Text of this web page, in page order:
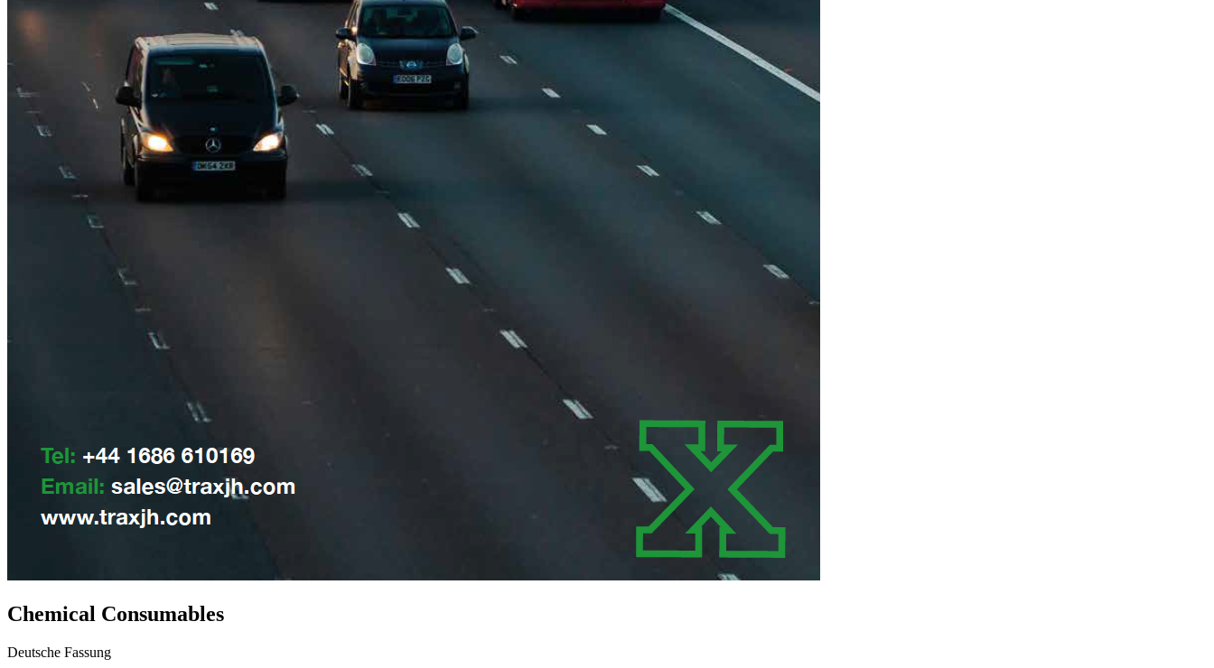
Chemical Consumables
Deutsche Fassung